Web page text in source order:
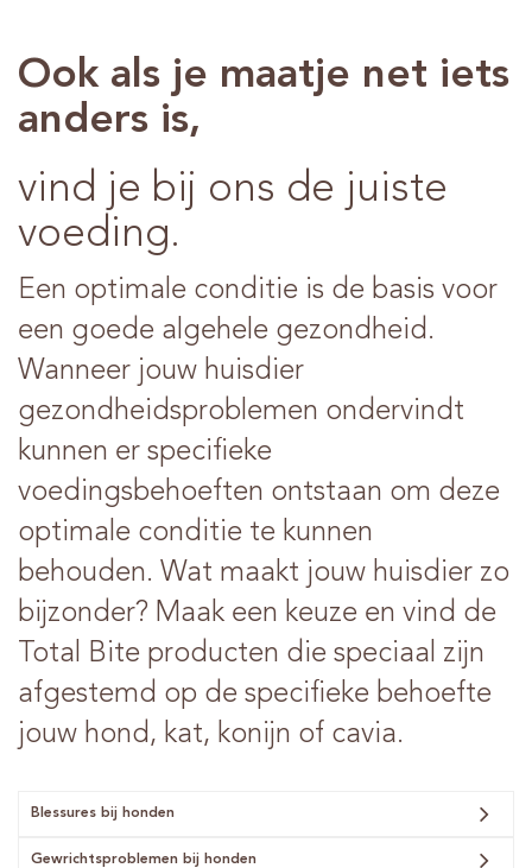
Ook als je maatje net iets
anders is,
vind je bij ons de juiste
voeding.
Een optimale conditie is de basis voor
een goede algehele gezondheid.
Wanneer jouw huisdier
gezondheidsproblemen ondervindt
kunnen er specifieke
voedingsbehoeften ontstaan om deze
optimale conditie te kunnen
behouden. Wat maakt jouw huisdier zo
bijzonder? Maak een keuze en vind de
Total Bite producten die speciaal zijn
afgestemd op de specifieke behoefte
jouw hond, kat, konijn of cavia.
Blessures bij honden
Gewrichtsproblemen bij honden